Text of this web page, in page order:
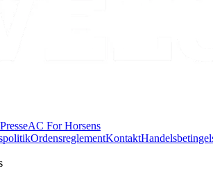
PresseAC For Horsens
OrdensreglementKontakt